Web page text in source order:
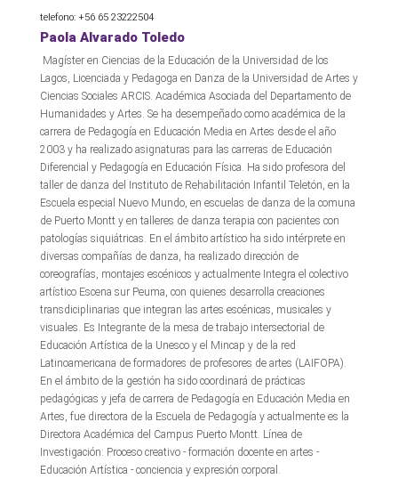
telefono: +56 65 23222504
Paola Alvarado Toledo
Magíster en Ciencias de la Educación de la Universidad de los
Lagos, Licenciada y Pedagoga en Danza de la Universidad de Artes y
Ciencias Sociales ARCIS. Académica Asociada del Departamento de
Humanidades y Artes. Se ha desempeñado como académica de la
carrera de Pedagogía en Educación Media en Artes desde el año
2003 y ha realizado asignaturas para las carreras de Educación
Diferencial y Pedagogía en Educación Física. Ha sido profesora del
taller de danza del Instituto de Rehabilitación Infantil Teletón, en la
Escuela especial Nuevo Mundo, en escuelas de danza de la comuna
de Puerto Montt y en talleres de danza terapia con pacientes con
patologías siquiátricas. En el ámbito artístico ha sido intérprete en
diversas compañías de danza, ha realizado dirección de
coreografías, montajes escénicos y actualmente Integra el colectivo
artístico Escena sur Peuma, con quienes desarrolla creaciones
transdiciplinarias que integran las artes escénicas, musicales y
visuales. Es Integrante de la mesa de trabajo intersectorial de
Educación Artística de la Unesco y el Mincap y de la red
Latinoamericana de formadores de profesores de artes (LAIFOPA).
En el ámbito de la gestión ha sido coordinará de prácticas
pedagógicas y jefa de carrera de Pedagogía en Educación Media en
Artes, fue directora de la Escuela de Pedagogía y actualmente es la
Directora Académica del Campus Puerto Montt. Línea de
Investigación: Proceso creativo - formación docente en artes -
Educación Artística - conciencia y expresión corporal.